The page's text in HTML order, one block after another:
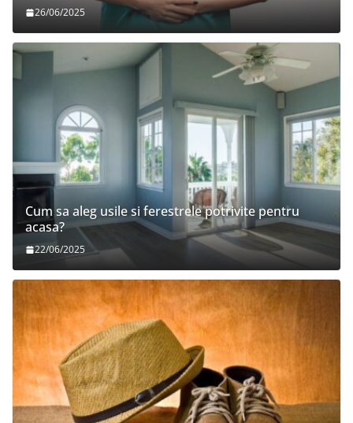
26/06/2025
Cum sa aleg usile si ferestrele potrivite pentru
acasa?
22/06/2025